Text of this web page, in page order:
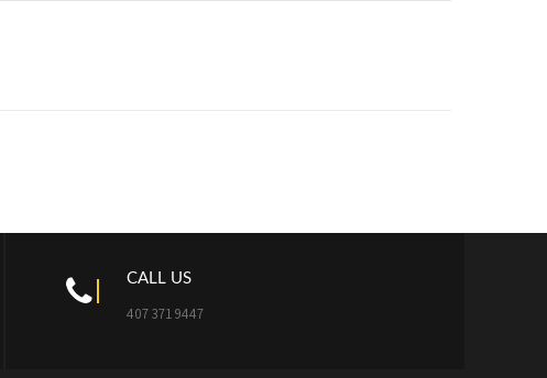
CALL US
407 371 9447